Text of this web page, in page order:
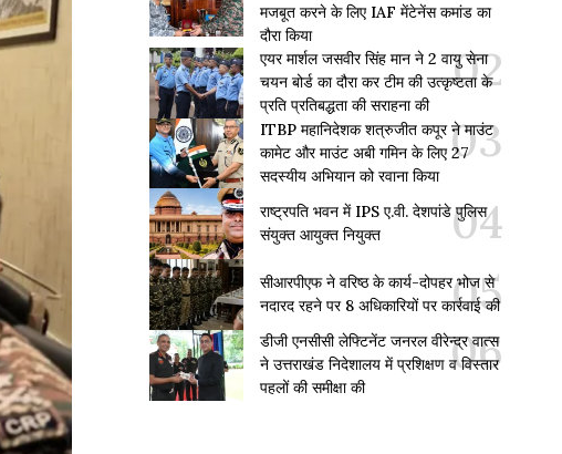
मजबूत करने के लिए IAF मेंटेनेंस कमांड का
दौरा किया
एयर मार्शल जसवीर सिंह मान ने 2 वायु सेना
चयन बोर्ड का दौरा कर टीम की उत्कृष्टता के
प्रति प्रतिबद्धता की सराहना की
ITBP महानिदेशक शत्रुजीत कपूर ने माउंट
कामेट और माउंट अबी गमिन के लिए 27
सदस्यीय अभियान को रवाना किया
राष्ट्रपति भवन में IPS ए.वी. देशपांडे पुलिस
संयुक्त आयुक्त नियुक्त
सीआरपीएफ ने वरिष्ठ के कार्य-दोपहर भोज से
नदारद रहने पर 8 अधिकारियों पर कार्रवाई की
डीजी एनसीसी लेफ्टिनेंट जनरल वीरेन्द्र वात्स
ने उत्तराखंड निदेशालय में प्रशिक्षण व विस्तार
पहलों की समीक्षा की